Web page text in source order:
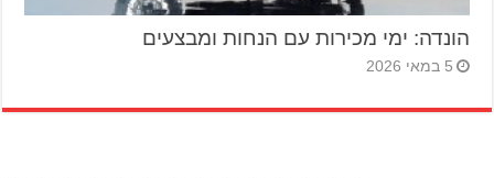
הונדה: ימי מכירות עם הנחות ומבצעים
5 במאי 2026